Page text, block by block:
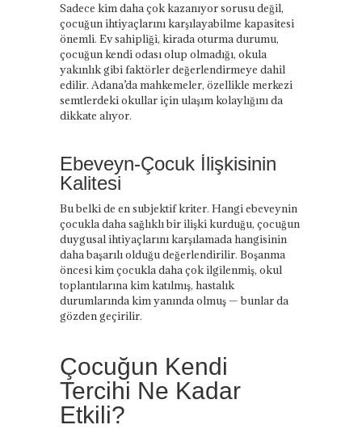
Sadece kim daha çok kazanıyor sorusu değil,
çocuğun ihtiyaçlarını karşılayabilme kapasitesi
önemli. Ev sahipliği, kirada oturma durumu,
çocuğun kendi odası olup olmadığı, okula
yakınlık gibi faktörler değerlendirmeye dahil
edilir. Adana’da mahkemeler, özellikle merkezi
semtlerdeki okullar için ulaşım kolaylığını da
dikkate alıyor.
Ebeveyn-Çocuk İlişkisinin
Kalitesi
Bu belki de en subjektif kriter. Hangi ebeveynin
çocukla daha sağlıklı bir ilişki kurduğu, çocuğun
duygusal ihtiyaçlarını karşılamada hangisinin
daha başarılı olduğu değerlendirilir. Boşanma
öncesi kim çocukla daha çok ilgilenmiş, okul
toplantılarına kim katılmış, hastalık
durumlarında kim yanında olmuş — bunlar da
gözden geçirilir.
Çocuğun Kendi
Tercihi Ne Kadar
Etkili?